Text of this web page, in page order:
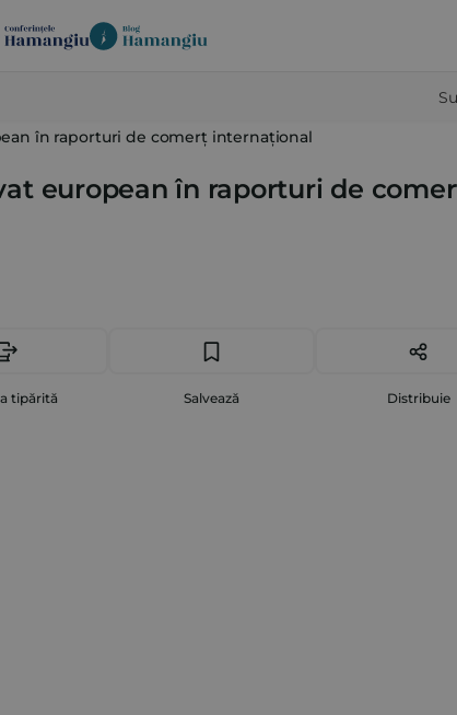
în raporturi de comerț internațional
european în raporturi de
tipărită Salvează Distribuie